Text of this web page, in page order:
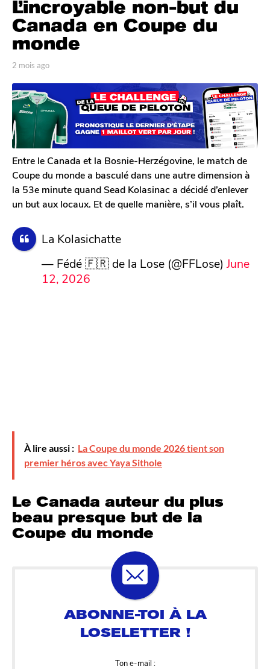
m
o
i
s
a
o
2
m
o
i
s
a
g
o
L’incroyable non-but du
Canada en Coupe du
monde
p
r
T
o
m
G
a
l
e
r
o
n
2 mois ago
i
s
g
o
Entre le Canada et la Bosnie-Herzégovine, le match de
Coupe du monde a basculé dans une autre dimension à
la 53e minute quand Sead Kolasinac a décidé d’enlever
un but aux locaux. Et de quelle manière, s’il vous plaît.
La Kolasichatte
— Fédé 🇫🇷 de la Lose (@FFLose) June
12, 2026
À lire aussi : La Coupe du monde 2026 tient son
premier héros avec Yaya Sithole
Le Canada auteur du plus
beau presque but de la
Coupe du monde
Ton e-mail :